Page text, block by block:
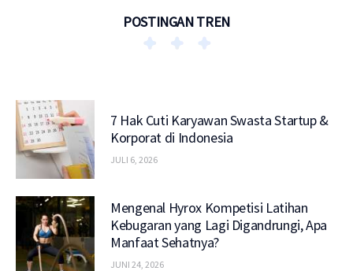
POSTINGAN TREN
7 Hak Cuti Karyawan Swasta Startup &
Korporat di Indonesia
JULI 6, 2026
Mengenal Hyrox Kompetisi Latihan
Kebugaran yang Lagi Digandrungi, Apa
Manfaat Sehatnya?
JUNI 24, 2026